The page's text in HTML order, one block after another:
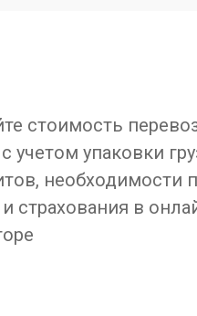
стоимость
учетом упаковки
необходимости
и страхования в